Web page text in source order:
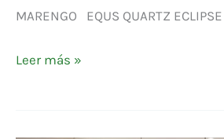
MARENGO EQUS QUARTZ ECLIPSE
Leer más »